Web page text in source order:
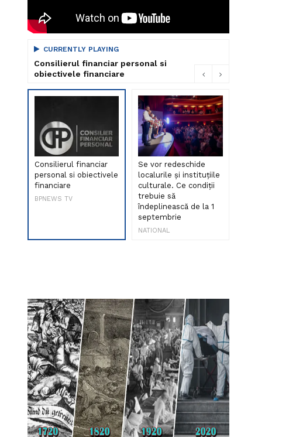
CURRENTLY PLAYING
Consilierul financiar personal si
obiectivele financiare
Consilierul financiar
personal si obiectivele
financiare
BPNEWS TV
Se vor redeschide
localurile și instituțiile
culturale. Ce condiții
trebuie să
îndeplinească de la 1
septembrie
NATIONAL